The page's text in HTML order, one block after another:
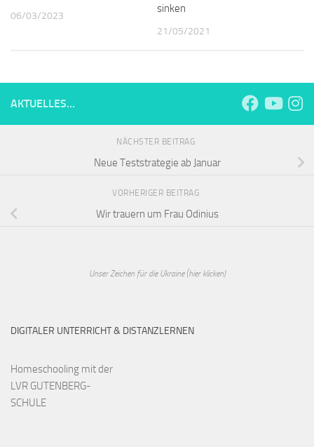
06/03/2023
sinken
21/05/2021
AKTUELLES...
NÄCHSTER BEITRAG
Neue Teststrategie ab Januar
VORHERIGER BEITRAG
Wir trauern um Frau Odinius
Unser Zeichen für die Ukraine (hier klicken)
DIGITALER UNTERRICHT & DISTANZLERNEN
Homeschooling mit der
LVR GUTENBERG-
SCHULE